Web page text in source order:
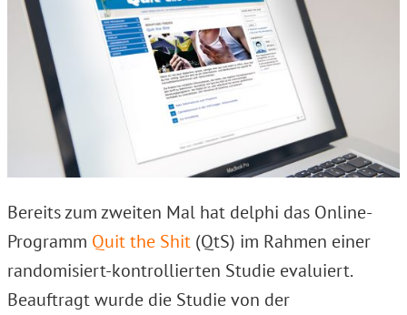
Bereits zum zweiten Mal hat delphi das Online-
Programm Quit the Shit (QtS) im Rahmen einer
randomisiert-kontrollierten Studie evaluiert.
Beauftragt wurde die Studie von der